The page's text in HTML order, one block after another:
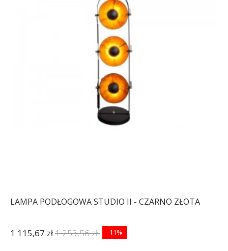
LAMPA WISZĄCA OMERO
1 193,46 zł
LAMPA STOJĄCA OMERO
CZARNA
1 379,57 zł
LAMPA PODŁOGOWA STUDIO II - CZARNO ZŁOTA
1 115,67 zł1 253,56 zł -11%